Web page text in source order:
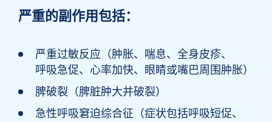
严重的副作用包括：
严重过敏反应（肿胀、喘息、全身皮疹、
呼吸急促、心率加快、眼睛或嘴巴周围肿胀）
脾破裂（脾脏肿大并破裂）
急性呼吸窘迫综合征（症状包括呼吸短促、